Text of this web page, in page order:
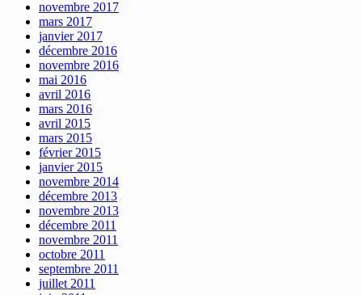
novembre 2017
mars 2017
janvier 2017
décembre 2016
novembre 2016
mai 2016
avril 2016
mars 2016
avril 2015
mars 2015
février 2015
janvier 2015
novembre 2014
décembre 2013
novembre 2013
décembre 2011
novembre 2011
octobre 2011
septembre 2011
juillet 2011